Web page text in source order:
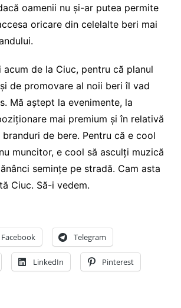
oamenii nu și-ar putea permite
oricare din celelalte beri mai
acum de la Ciuc, pentru că planul
de promovare al noii beri îl vad
Mă aștept la evenimente, la
mai premium și în relativă
de bere. Pentru că e cool
muncitor, e cool să asculți muzică
semințe pe stradă. Cam asta
Ciuc. Să-i vedem.
Facebook Telegram
LinkedIn Pinterest